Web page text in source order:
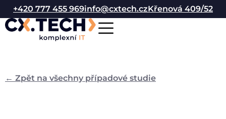
+420 777 455 969info@cxtech.czKřenová 409/52
← Zpět na všechny případové studie